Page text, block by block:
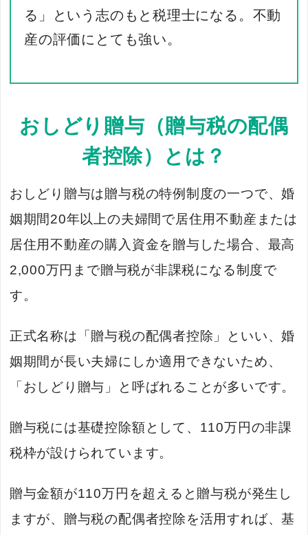
る」という志のもと税理士になる。不動
産の評価にとても強い。
おしどり贈与（贈与税の配偶
者控除）とは？
おしどり贈与は贈与税の特例制度の一つで、婚
姻期間20年以上の夫婦間で居住用不動産または
居住用不動産の購入資金を贈与した場合、最高
2,000万円まで贈与税が非課税になる制度で
す。
正式名称は「贈与税の配偶者控除」といい、婚
姻期間が長い夫婦にしか適用できないため、
「おしどり贈与」と呼ばれることが多いです。
贈与税には基礎控除額として、110万円の非課
税枠が設けられています。
贈与金額が110万円を超えると贈与税が発生し
ますが、贈与税の配偶者控除を活用すれば、基